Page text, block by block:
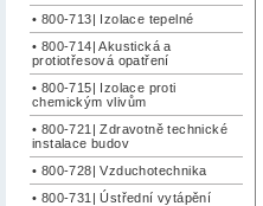
• 800-713| Izolace tepelné
• 800-714| Akustická a
protiotřesová opatření
• 800-715| Izolace proti
chemickým vlivům
• 800-721| Zdravotně technické
instalace budov
• 800-728| Vzduchotechnika
• 800-731| Ústřední vytápění